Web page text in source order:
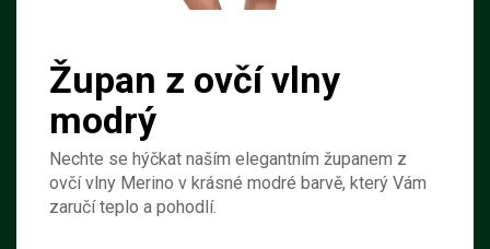
Župan z ovčí vlny
modrý
Nechte se hýčkat naším elegantním županem z
ovčí vlny Merino v krásné modré barvě, který Vám
zaručí teplo a pohodlí.